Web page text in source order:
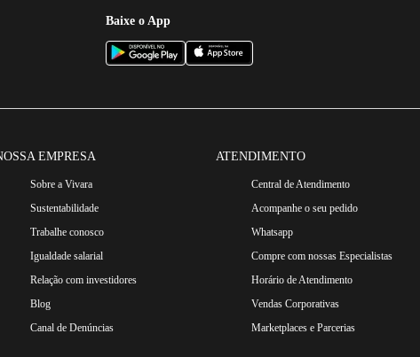
Baixe o App
EMPRESA
Sobre a Vivara
Sustentabilidade
Trabalhe conosco
Igualdade salarial
Relação com investidores
Blog
Canal de Denúncias
ATENDIMENTO
Central de Atendimento
Acompanhe o seu pedido
Whatsapp
Compre com nossas Especialistas
Horário de Atendimento
Vendas Corporativas
Marketplaces e Parcerias